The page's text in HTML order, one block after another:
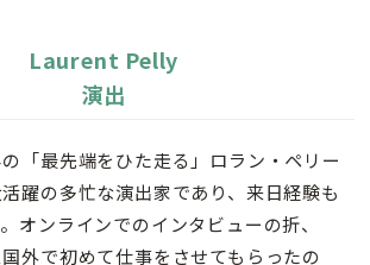
Laurent Pelly
演出
「最先端をひた走る」ロラン・ペリー
躍の多忙な演出家であり、来日経験も
オンラインでのインタビューの折、
国外で初めて仕事をさせてもらったの